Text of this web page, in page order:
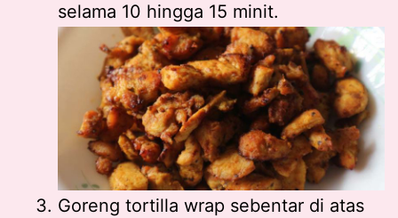
selama 10 hingga 15 minit.
Goreng tortilla wrap sebentar di atas